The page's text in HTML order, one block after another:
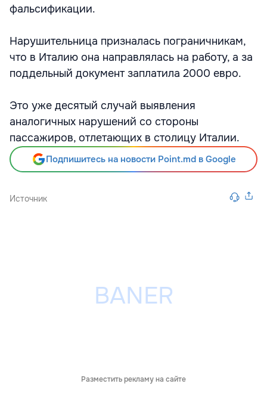
фальсификации.
Нарушительница призналась пограничникам,
что в Италию она направлялась на работу, а за
поддельный документ заплатила 2000 евро.
Это уже десятый случай выявления
аналогичных нарушений со стороны
пассажиров, отлетающих в столицу Италии.
Подпишитесь на новости Point.md в Google
Источник
Разместить рекламу на сайте